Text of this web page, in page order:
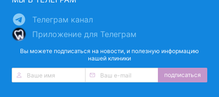
Телеграм канал
Приложение для Телеграм
Вы можете подписаться на новости, и полезную информацию
нашей клиники
подписаться